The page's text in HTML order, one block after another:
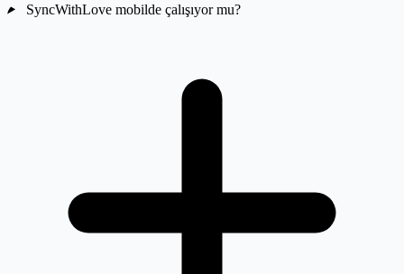
SyncWithLove mobilde çalışıyor mu?